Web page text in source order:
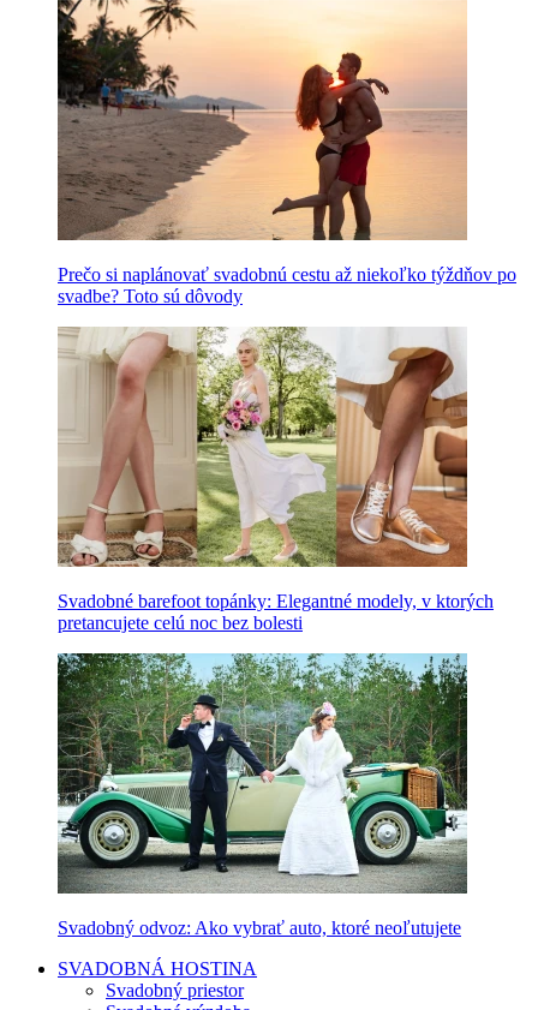
Prečo si naplánovať svadobnú cestu až niekoľko týždňov po
svadbe? Toto sú dôvody
Svadobné barefoot topánky: Elegantné modely, v ktorých
pretancujete celú noc bez bolesti
Svadobný odvoz: Ako vybrať auto, ktoré neoľutujete
SVADOBNÁ HOSTINA
Svadobný priestor